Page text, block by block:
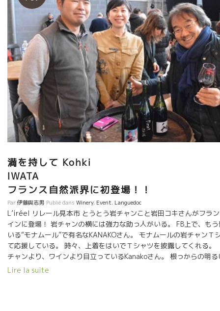
満を持して Kohki
フランス自然派界に初登場！！
Par伊藤與志男 Publié dans Winery, Event, Languedoc
L’iréel リレール見本市 とうとう岩チャンこと岩田コキさんがフラ
インに登場！ 岩チャンの横には強力な助っ人がいる。 FB上で、も
いる“モナムール”で有名なKANAKOさん。 モナムールの岩チャンＴ
て応援している。 時々、上着をはいでＴシャツを披露して
チャンより、ワインより目立っているKanakoさん。 根っからの明
を盛り上げる太陽な存在。 南フランスでここまで酸がビ
Lire la suite